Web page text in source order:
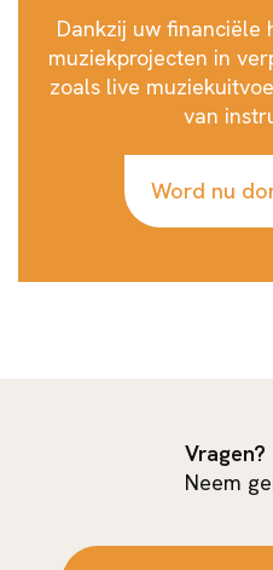
Dankzij uw financiële
muziekprojecten in
zoals live
van
Word nu
Vragen?
Neem